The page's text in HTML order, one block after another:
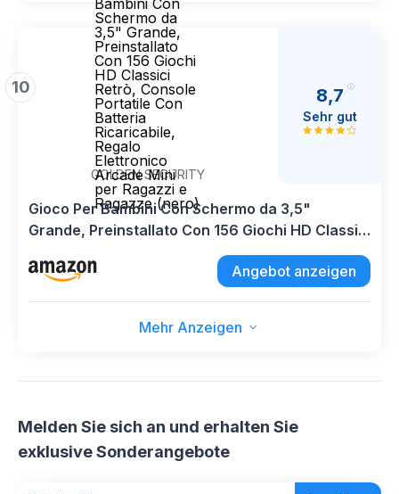
10
Bambini Con
Schermo da
3,5" Grande,
Preinstallato
Con 156 Giochi
HD Classici
Retrò, Console
Portatile Con
Batteria
Ricaricabile,
Regalo
Elettronico
Arcade Mini
per Ragazzi e
Ragazze (nero)
GOLDEN SECURITY
8,7
Sehr gut
Gioco Per Bambini Con Schermo da 3,5"
Grande, Preinstallato Con 156 Giochi HD Classici
Retrò, Console Portatile Con Batteria
Ricaricabile, Regalo Elettronico Arcade Mini per
Angebot anzeigen
Mehr Anzeigen
Melden Sie sich an und erhalten Sie
exklusive Sonderangebote